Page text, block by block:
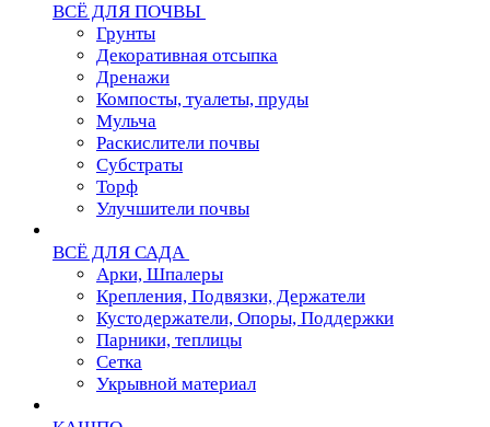
ВСЁ ДЛЯ ПОЧВЫ
Грунты
Декоративная отсыпка
Дренажи
Компосты, туалеты, пруды
Мульча
Раскислители почвы
Субстраты
Торф
Улучшители почвы
ВСЁ ДЛЯ САДА
Арки, Шпалеры
Крепления, Подвязки, Держатели
Кустодержатели, Опоры, Поддержки
Парники, теплицы
Сетка
Укрывной материал